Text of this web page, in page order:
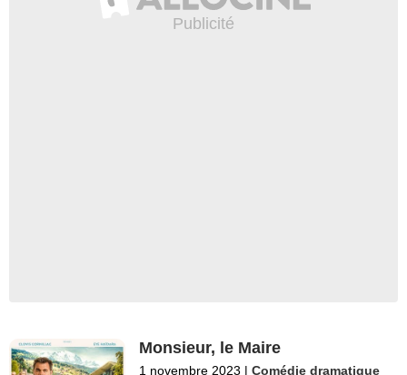
Monsieur, le Maire
1 novembre 2023 | Comédie dramatique